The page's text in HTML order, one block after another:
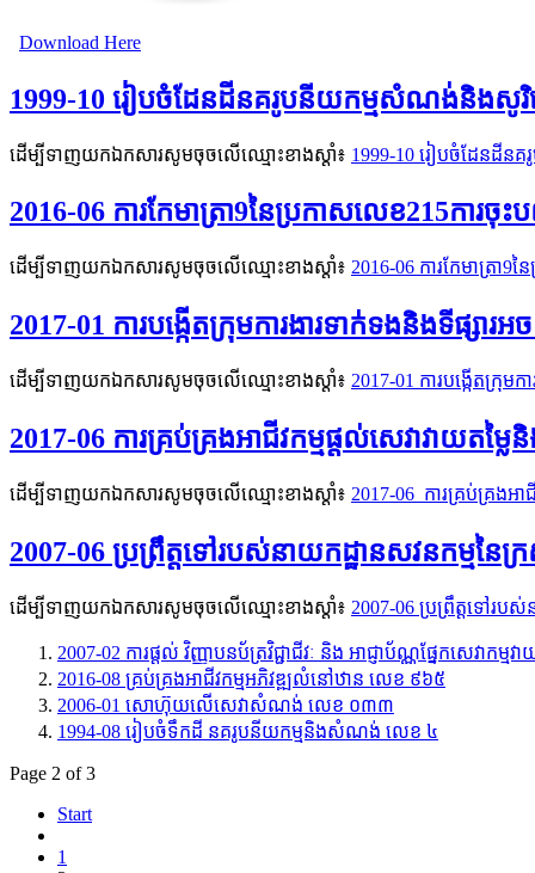
Download Here
1999-10 រៀបចំដែនដីនគរូបនីយកម្មសំណង់និងសូ
ដើម្បីទាញយកឯកសារសូមចុចលើឈ្មោះខាងស្តាំ៖ 1999-10 រៀបចំដែនដី
2016-06 ការកែមាត្រា9នៃប្រកាសលេខ215ការចុ
ដើម្បីទាញយកឯកសារសូមចុចលើឈ្មោះខាងស្តាំ៖ 2016-06 ការកែមាត្រា9
2017-01 ការបង្កើតក្រុមការងារទាក់ទងនិងទីផ្សារ
ដើម្បីទាញយកឯកសារសូមចុចលើឈ្មោះខាងស្តាំ៖ 2017-01 ការបង្កើតក្រុម
2017-06 ការគ្រប់គ្រងអាជីវកម្មផ្តល់សេវាវាយតម្
ដើម្បីទាញយកឯកសារសូមចុចលើឈ្មោះខាងស្តាំ៖ 2017-06 ការគ្រប់គ្រងអា
2007-06​ ប្រព្រឹត្តទៅរបស់នាយកដ្ឋានសវនកម្មន
ដើម្បីទាញយកឯកសារសូមចុចលើឈ្មោះខាងស្តាំ៖ 2007-06​ ប្រព្រឹត្តទៅរ
2007-02 ការផ្ដល់ វិញ្ញាបនប័ត្រវិជ្ជាជីវៈ និង អាជ្ញាប័ណ្ណផ្នែកសេវាក
2016-08 គ្រប់គ្រងអាជីវកម្មអភិវឌ្ឍលំនៅឋាន លេខ ៩៦៥
2006-01 សោហ៊ុយលើសេវាសំណង់ លេខ ០៣៣
1994-08 រៀបចំទឹកដី នគរូបនីយកម្មនិងសំណង់ លេខ ៤
Page 2 of 3
Start
1